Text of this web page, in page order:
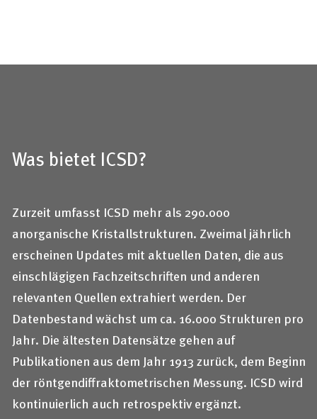
Was bietet ICSD?
Zurzeit umfasst ICSD mehr als 290.000
anorganische Kristallstrukturen. Zweimal jährlich
erscheinen Updates mit aktuellen Daten, die aus
einschlägigen Fachzeitschriften und anderen
relevanten Quellen extrahiert werden. Der
Datenbestand wächst um ca. 16.000 Strukturen pro
Jahr. Die ältesten Datensätze gehen auf
Publikationen aus dem Jahr 1913 zurück, dem Beginn
der röntgendiffraktometrischen Messung. ICSD wird
kontinuierlich auch retrospektiv ergänzt.